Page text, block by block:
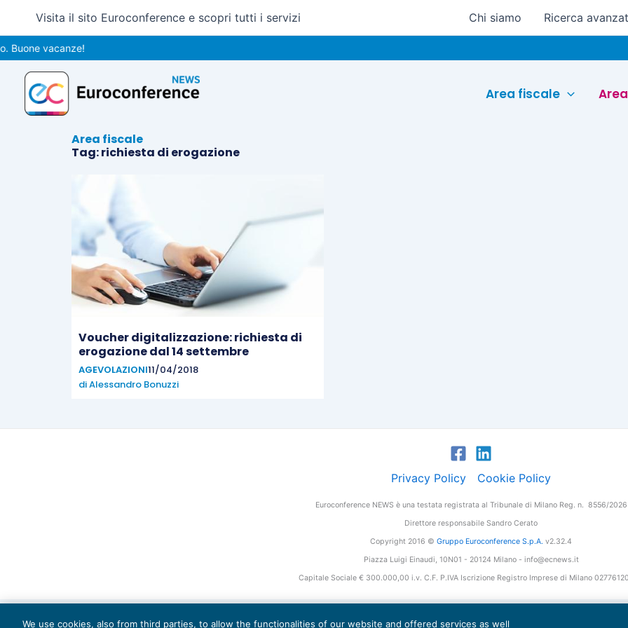
contenuto
Visita il sito Euroconference e scopri tutti i servizi Chi siamo Ricerca
vacanze!
Area fiscale
Area fiscale
Tag: richiesta di erogazione
Voucher digitalizzazione: richiesta di
erogazione dal 14 settembre
AGEVOLAZIONI11/04/2018
diAlessandro Bonuzzi
Privacy Policy Cookie Policy
Euroconference NEWS è una testata registrata al Tribunale di Milano Reg. n. 8556/2026
Direttore responsabile Sandro Cerato
Copyright 2016 © Gruppo Euroconference S.p.A. v2.32.4
Piazza Luigi Einaudi, 10N01 - 20124 Milano - info@ecnews.it
Capitale Sociale € 300.000,00 i.v. C.F. P.IVA Iscrizione Registro Imprese di Milano
We use cookies, also from third parties, to allow the functionalities of our website and offered services as well